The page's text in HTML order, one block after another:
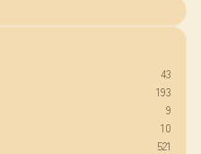
43
193
9
10
521